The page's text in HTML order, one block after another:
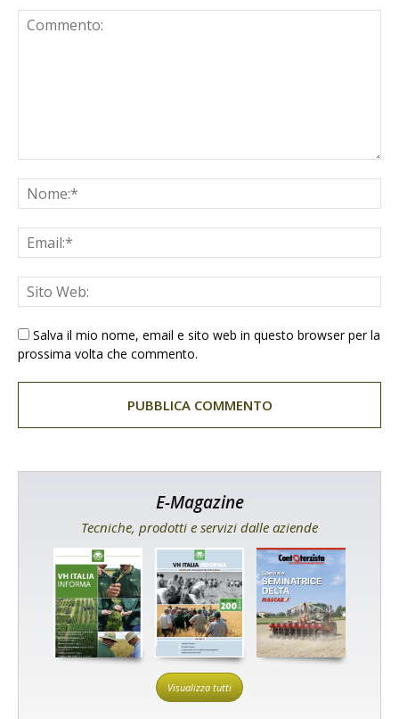
Salva il mio nome, email e sito web in questo browser per la
prossima volta che commento.
E-Magazine
Tecniche, prodotti e servizi dalle aziende
Visualizza tutti